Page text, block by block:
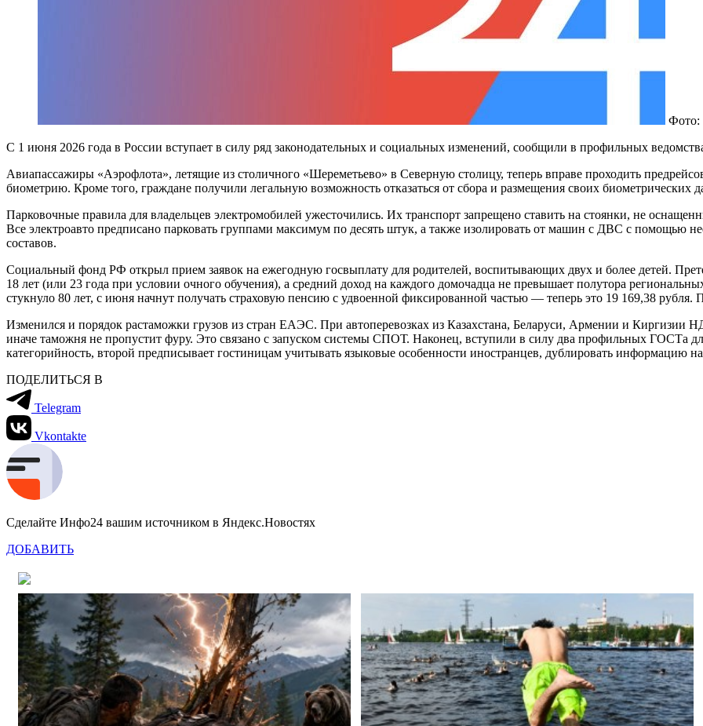
Фото:
С 1 июня 2026 года в России вступает в силу ряд законодательных и социальных изменений, сообщили в профильных
Авиапассажиры «Аэрофлота», летящие из столичного «Шереметьево» в Северную столицу, теперь вправе проходить
биометрию. Кроме того, граждане получили легальную возможность отказаться от сбора и размещения своих биометрических
Парковочные правила для владельцев электромобилей ужесточились. Их транспорт запрещено ставить на стоянки, не
Все электроавто предписано парковать группами максимум по десять штук, а также изолировать от машин с ДВС с помощью
составов.
Социальный фонд РФ открыл прием заявок на ежегодную госвыплату для родителей, воспитывающих двух и более детей.
18 лет (или 23 года при условии очного обучения), а средний доход на каждого домочадца не превышает полутора
стукнуло 80 лет, с июня начнут получать страховую пенсию с удвоенной фиксированной частью — теперь это 19 169,38 рубля.
Изменился и порядок растаможки грузов из стран ЕАЭС. При автоперевозках из Казахстана, Беларуси, Армении и Киргизии
иначе таможня не пропустит фуру. Это связано с запуском системы СПОТ. Наконец, вступили в силу два профильных ГОСТа
категорийность, второй предписывает гостиницам учитывать языковые особенности иностранцев, дублировать информацию
ПОДЕЛИТЬСЯ В
Telegram
Vkontakte
Сделайте Инфо24 вашим источником в Яндекс.Новостях
ДОБАВИТЬ